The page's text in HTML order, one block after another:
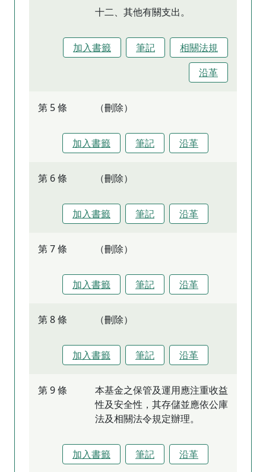
十二、其他有關支出。
加入書籤 筆記
相關法規
沿革
第 5 條 （刪除）
加入書籤 筆記 沿革
第 6 條 （刪除）
加入書籤 筆記 沿革
第 7 條 （刪除）
加入書籤 筆記 沿革
第 8 條 （刪除）
加入書籤 筆記 沿革
第 9 條
本基金之保管及運用應注重收益
性及安全性，其存儲並應依公庫
法及相關法令規定辦理。
加入書籤 筆記 沿革